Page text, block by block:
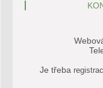
Je třeba